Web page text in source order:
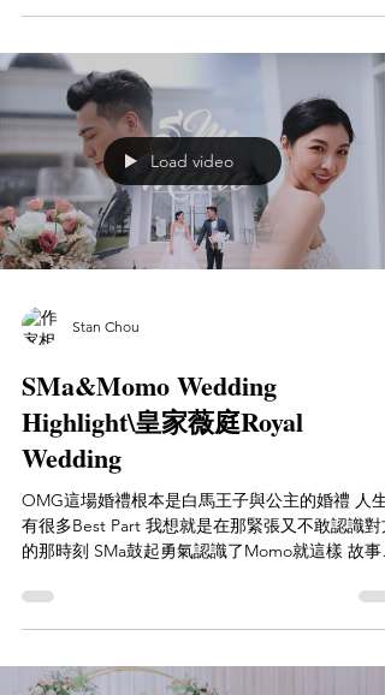
Load video
Stan Chou
SMa&Momo Wedding
Highlight\皇家薇庭Royal
Wedding
OMG這場婚禮根本是白馬王子與公主的婚禮 人生
有很多Best Part 我想就是在那緊張又不敢認識對
的那時刻 SMa鼓起勇氣認識了Momo就這樣 故事
的緊張與美好的瞬間 這一Part我想會永遠記憶在對
方心中...